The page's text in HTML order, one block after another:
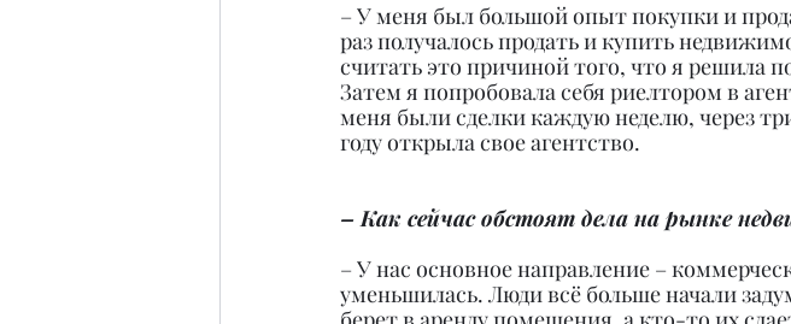
– У меня был большой опыт покупки и
раз получалось продать и купить
считать это причиной того, что я решила
Затем я попробовала себя риелтором в
меня были сделки каждую неделю, через
году открыла свое агентство.
– Как сейчас обстоят дела на рынке
– У нас основное направление –
уменьшилась. Люди всё больше начали